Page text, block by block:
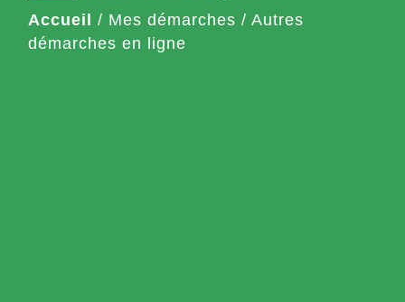
Accueil / Mes démarches / Autres
démarches en ligne